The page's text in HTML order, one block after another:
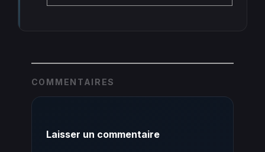
COMMENTAIRES
Laisser un commentaire